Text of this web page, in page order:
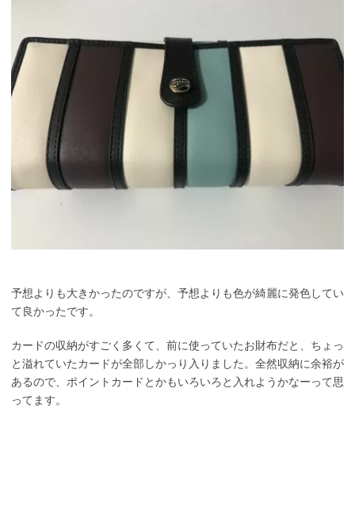
予想よりも大きかったのですが、予想よりも色が綺麗に発色してい
て良かったです。
カードの収納がすごく多くて、前に使っていたお財布だと、ちょっ
と溢れていたカードが全部しかっり入りました。全然収納に余裕が
あるので、ポイントカードとかもいろいろと入れようかなーって思
ってます。